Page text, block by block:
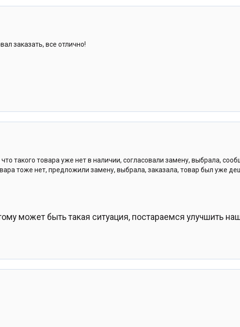
заказать, все отлично!
такого товара уже нет в наличии, согласовали замену, выбрала,
тоже нет, предложили замену, выбрала, заказала, товар был уже
может быть такая ситуация, постараемся улучшить